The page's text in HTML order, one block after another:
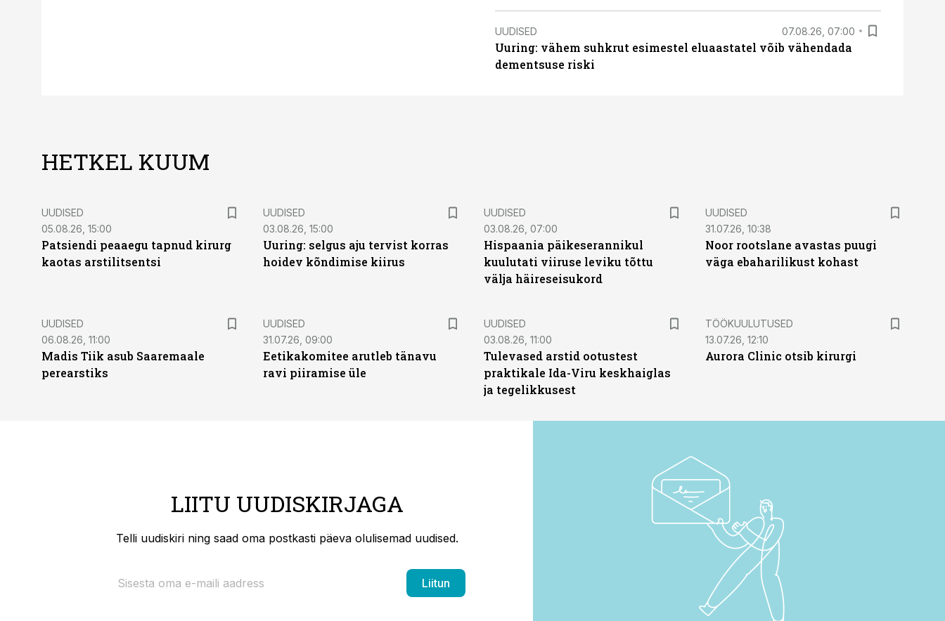
UUDISED 07.08.26, 07:00
Uuring: vähem suhkrut esimestel eluaastatel võib vähendada
dementsuse riski
HETKEL KUUM
UUDISED
05.08.26, 15:00
Patsiendi peaaegu tapnud kirurg
kaotas arstilitsentsi
UUDISED
03.08.26, 15:00
Uuring: selgus aju tervist korras
hoidev kõndimise kiirus
UUDISED
03.08.26, 07:00
Hispaania päikeserannikul
kuulutati viiruse leviku tõttu
välja häireseisukord
UUDISED
31.07.26, 10:38
Noor rootslane avastas puugi
väga ebaharilikust kohast
UUDISED
06.08.26, 11:00
Madis Tiik asub Saaremaale
perearstiks
UUDISED
31.07.26, 09:00
Eetikakomitee arutleb tänavu
ravi piiramise üle
UUDISED
03.08.26, 11:00
Tulevased arstid ootustest
praktikale Ida-Viru keskhaiglas
ja tegelikkusest
ST
TÖÖKUULUTUSED
13.07.26, 12:10
Aurora Clinic otsib kirurgi
LIITU UUDISKIRJAGA
Telli uudiskiri ning saad oma postkasti päeva olulisemad uudised.
Liitun